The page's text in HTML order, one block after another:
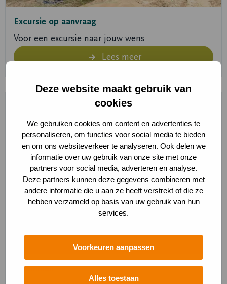
Deze website maakt gebruik van
cookies
We gebruiken cookies om content en advertenties te
personaliseren, om functies voor social media te bieden
en om ons websiteverkeer te analyseren. Ook delen we
informatie over uw gebruik van onze site met onze
partners voor social media, adverteren en analyse.
Deze partners kunnen deze gegevens combineren met
andere informatie die u aan ze heeft verstrekt of die ze
hebben verzameld op basis van uw gebruik van hun
services.
Voorkeuren aanpassen
Alles toestaan
Excursie op aanvraag
Voor een excursie naar jouw wens
Lees meer
Zwemmen
Zwemmen